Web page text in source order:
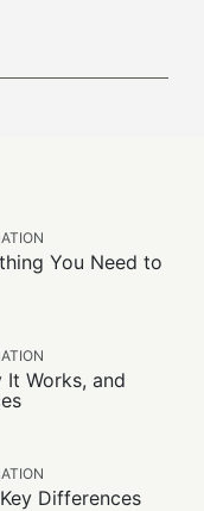
You Need to
It Works, and
Differences